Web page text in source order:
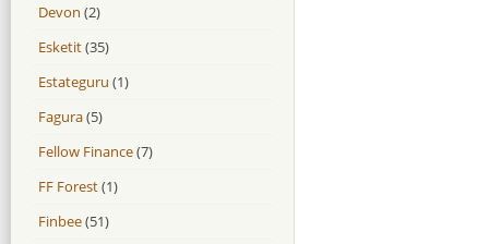
Devon (2)
Esketit(35)
Estateguru (1)
Fagura(5)
Fellow Finance(7)
FF Forest(1)
Finbee(51)